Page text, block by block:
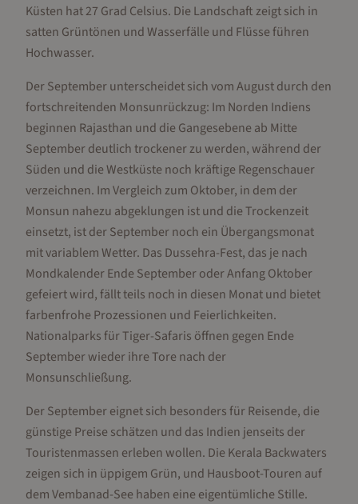
Küsten hat 27 Grad Celsius. Die Landschaft zeigt sich in
satten Grüntönen und Wasserfälle und Flüsse führen
Hochwasser.
Der September unterscheidet sich vom August durch den
fortschreitenden Monsunrückzug: Im Norden Indiens
beginnen Rajasthan und die Gangesebene ab Mitte
September deutlich trockener zu werden, während der
Süden und die Westküste noch kräftige Regenschauer
verzeichnen. Im Vergleich zum Oktober, in dem der
Monsun nahezu abgeklungen ist und die Trockenzeit
einsetzt, ist der September noch ein Übergangsmonat
mit variablem Wetter. Das Dussehra-Fest, das je nach
Mondkalender Ende September oder Anfang Oktober
gefeiert wird, fällt teils noch in diesen Monat und bietet
farbenfrohe Prozessionen und Feierlichkeiten.
Nationalparks für Tiger-Safaris öffnen gegen Ende
September wieder ihre Tore nach der
Monsunschließung.
Der September eignet sich besonders für Reisende, die
günstige Preise schätzen und das Indien jenseits der
Touristenmassen erleben wollen. Die Kerala Backwaters
zeigen sich in üppigem Grün, und Hausboot-Touren auf
dem Vembanad-See haben eine eigentümliche Stille.